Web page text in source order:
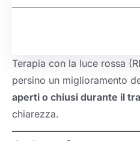
Terapia con la luce rossa
persino un miglioramento
aperti o chiusi durante il
chiarezza.